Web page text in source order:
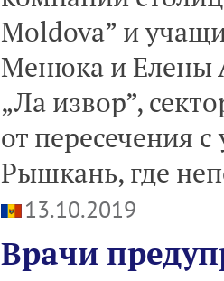
Moldova” и
Менюка и Елены
„Ла извор”,
от пересечения
Рышкань, где
13.10.2019
Врачи